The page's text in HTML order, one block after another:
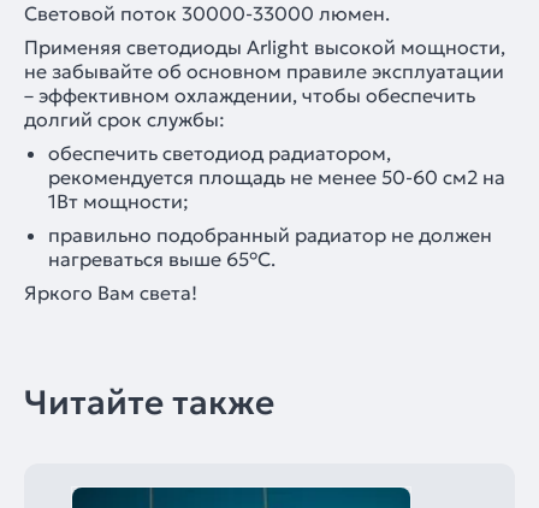
Световой поток 30000-33000 люмен.
Применяя светодиоды Arlight высокой мощности,
не забывайте об основном правиле эксплуатации
– эффективном охлаждении, чтобы обеспечить
долгий срок службы:
обеспечить светодиод радиатором,
рекомендуется площадь не менее 50-60 см2 на
1Вт мощности;
правильно подобранный радиатор не должен
нагреваться выше 65°С.
Яркого Вам света!
Читайте также